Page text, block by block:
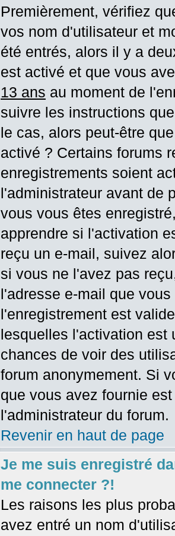
Premièrement, vérifiez
vos nom d'utilisateur et
été entrés, alors il y a
est activé et que vous
13 ans au moment de
suivre les instructions
le cas, alors peut-être
activé ? Certains forums
enregistrements soient
l'administrateur avant de
vous vous êtes
apprendre si l'activation
reçu un e-mail, suivez
si vous ne l'avez pas
l'adresse e-mail que
l'enregistrement est
lesquelles l'activation est
chances de voir des
forum anonymement. Si
que vous avez fournie
l'administrateur du forum.
Revenir en haut de page
Je me suis enregistré
me connecter ?!
Les raisons les plus
avez entré un nom